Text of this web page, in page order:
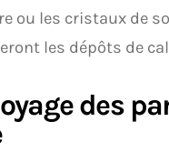
ou les cristaux de
les dépôts de
des